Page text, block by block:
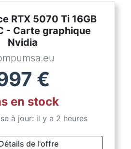
RTX 5070 Ti 16GB
- Carte graphique
Nvidia
€
en stock
à jour: il y a 2 heures
de l'offre